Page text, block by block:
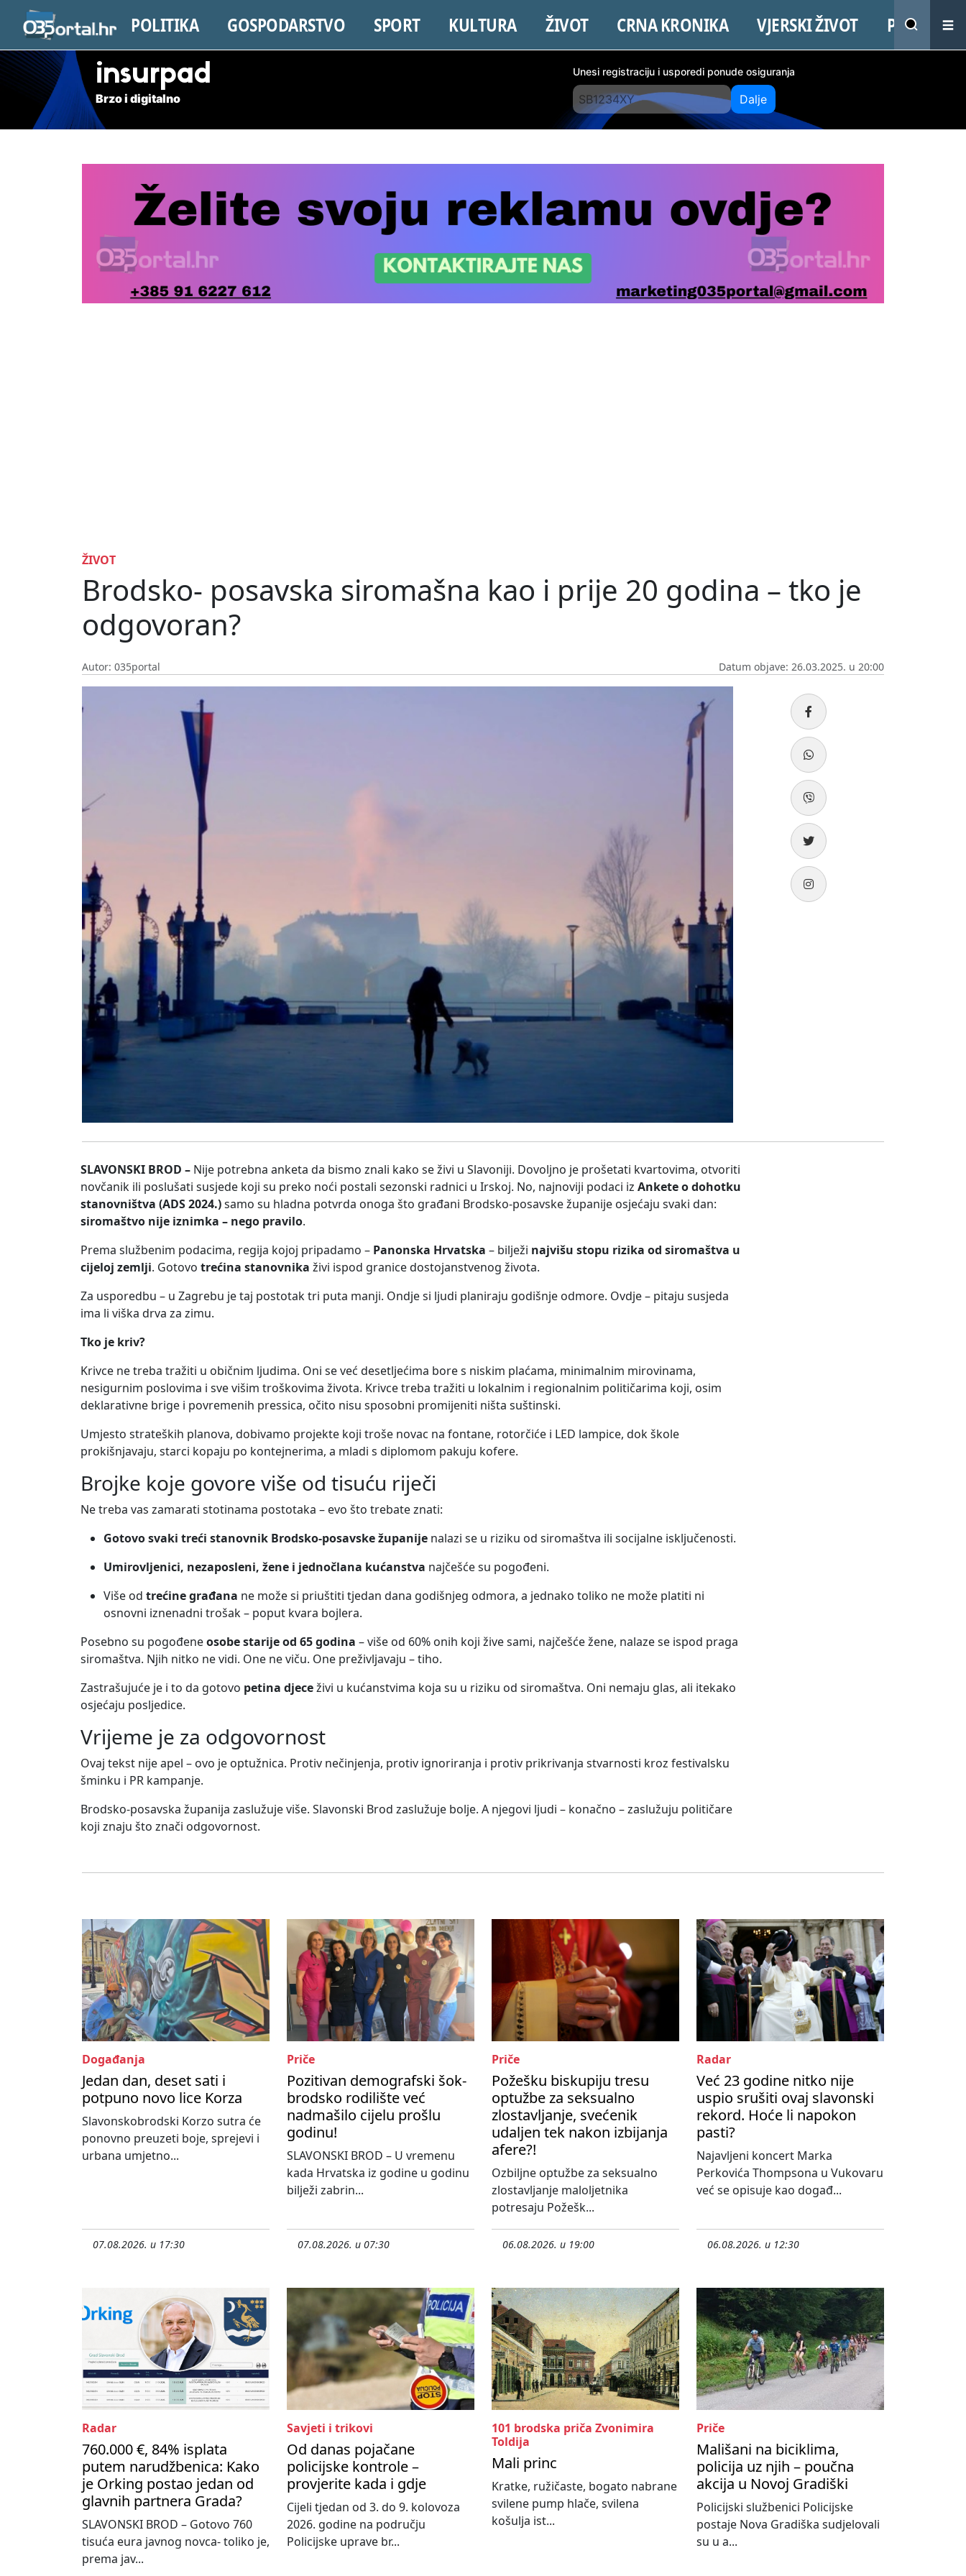
POLITIKA GOSPODARSTVO SPORT KULTURA ŽIVOT CRNA KRONIKA VJERSKI ŽIVOT PROMO
insurpad
Brzo i digitalno
Unesi registraciju i usporedi ponude osiguranja
Dalje
ŽIVOT
Brodsko- posavska siromašna kao i prije 20 godina – tko je
odgovoran?
Autor: 035portal Datum objave: 26.03.2025. u 20:00
SLAVONSKI BROD – Nije potrebna anketa da bismo znali kako se živi u Slavoniji. Dovoljno je prošetati kvartovima, otvoriti
novčanik ili poslušati susjede koji su preko noći postali sezonski radnici u Irskoj. No, najnoviji podaci iz Ankete o dohotku
stanovništva (ADS 2024.)samo su hladna potvrda onoga što građani Brodsko-posavske županije osjećaju svaki dan:
siromaštvo nije iznimka – nego pravilo.
Prema službenim podacima, regija kojoj pripadamo – Panonska Hrvatska – bilježi najvišu stopu rizika od siromaštva u
cijeloj zemlji. Gotovo trećina stanovnika živi ispod granice dostojanstvenog života.
Za usporedbu – u Zagrebu je taj postotak tri puta manji. Ondje si ljudi planiraju godišnje odmore. Ovdje – pitaju susjeda
ima li viška drva za zimu.
Tko je kriv?
Krivce ne treba tražiti u običnim ljudima. Oni se već desetljećima bore s niskim plaćama, minimalnim mirovinama,
nesigurnim poslovima i sve višim troškovima života. Krivce treba tražiti u lokalnim i regionalnim političarima koji, osim
deklarativne brige i povremenih pressica, očito nisu sposobni promijeniti ništa suštinski.
Umjesto strateških planova, dobivamo projekte koji troše novac na fontane, rotorčiće i LED lampice, dok škole
prokišnjavaju, starci kopaju po kontejnerima, a mladi s diplomom pakuju kofere.
Brojke koje govore više od tisuću riječi
Ne treba vas zamarati stotinama postotaka – evo što trebate znati:
Gotovo svaki treći stanovnik Brodsko-posavske županije nalazi se u riziku od siromaštva ili socijalne isključenosti.
Umirovljenici, nezaposleni, žene i jednočlana kućanstva najčešće su pogođeni.
Više od trećine građana ne može si priuštiti tjedan dana godišnjeg odmora, a jednako toliko ne može platiti ni
osnovni iznenadni trošak – poput kvara bojlera.
Posebno su pogođeneosobe starije od 65 godina – više od 60% onih koji žive sami, najčešće žene, nalaze se ispod praga
siromaštva. Njih nitko ne vidi. One ne viču. One preživljavaju – tiho.
Zastrašujuće je i to da gotovo petina djeceživi u kućanstvima koja su u riziku od siromaštva. Oni nemaju glas, ali itekako
osjećaju posljedice.
Vrijeme je za odgovornost
Ovaj tekst nije apel – ovo je optužnica. Protiv nečinjenja, protiv ignoriranja i protiv prikrivanja stvarnosti kroz festivalsku
šminku i PR kampanje.
Brodsko-posavska županija zaslužuje više. Slavonski Brod zaslužuje bolje. A njegovi ljudi – konačno – zaslužuju političare
koji znaju što znači odgovornost.
Događanja
Jedan dan, deset sati i
potpuno novo lice Korza
Slavonskobrodski Korzo sutra će
ponovno preuzeti boje, sprejevi i
urbana umjetno...
07.08.2026. u 17:30
Priče
Pozitivan demografski šok-
brodsko rodilište već
nadmašilo cijelu prošlu
godinu!
SLAVONSKI BROD – U vremenu
kada Hrvatska iz godine u godinu
bilježi zabrin...
07.08.2026. u 07:30
Priče
Požešku biskupiju tresu
optužbe za seksualno
zlostavljanje, svećenik
udaljen tek nakon izbijanja
afere?!
Ozbiljne optužbe za seksualno
zlostavljanje maloljetnika
potresaju Požešk...
06.08.2026. u 19:00
Radar
Već 23 godine nitko nije
uspio srušiti ovaj slavonski
rekord. Hoće li napokon
pasti?
Najavljeni koncert Marka
Perkovića Thompsona u Vukovaru
već se opisuje kao događ...
06.08.2026. u 12:30
Radar
760.000 €, 84% isplata
putem narudžbenica: Kako
je Orking postao jedan od
glavnih partnera Grada?
SLAVONSKI BROD – Gotovo 760
tisuća eura javnog novca- toliko je,
prema jav...
Savjeti i trikovi
Od danas pojačane
policijske kontrole –
provjerite kada i gdje
Cijeli tjedan od 3. do 9. kolovoza
2026. godine na području
Policijske uprave br...
101 brodska priča Zvonimira
Toldija
Mali princ
Kratke, ružičaste, bogato nabrane
svilene pump hlače, svilena
košulja ist...
Priče
Mališani na biciklima,
policija uz njih – poučna
akcija u Novoj Gradiški
Policijski službenici Policijske
postaje Nova Gradiška sudjelovali
su u a...